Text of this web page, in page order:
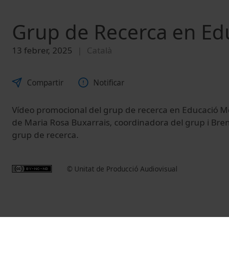
Grup de Recerca en
13 febrer, 2025 Català
Compartir Notificar
Vídeo promocional del grup de recerca en Educació
de Maria Rosa Buxarrais, coordinadora del grup i
grup de recerca.
© Unitat de Producció Audiovisual